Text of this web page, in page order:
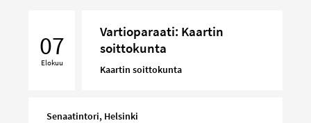
Kaartin
soittokunta
07
Elokuu
Vartioparaati: Kaartin
soittokunta
Kaartin soittokunta
Senaatintori, Helsinki